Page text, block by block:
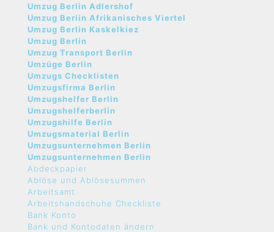
Umzug Berlin Adlershof
Umzug Berlin Afrikanisches Viertel
Umzug Berlin Kaskelkiez
Umzug Berlin
Umzug Transport Berlin
Umzüge Berlin
Umzugs Checklisten
Umzugsfirma Berlin
Umzugshelfer Berlin
Umzugshelferberlin
Umzugshilfe Berlin
Umzugsmaterial Berlin
Umzugsunternehmen Berlin
Umzugsunternehmen Berlin
Abdeckpapier
Ablöse und Ablösesummen
Arbeitsamt
Arbeitshandschuhe Checkliste
Bank Konto
Bank und Kontodaten ändern